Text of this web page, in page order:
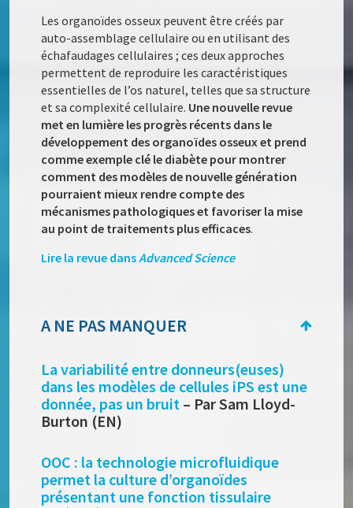
Les organoïdes osseux peuvent être créés par
auto-assemblage cellulaire ou en utilisant des
échafaudages cellulaires ; ces deux approches
permettent de reproduire les caractéristiques
essentielles de l’os naturel, telles que sa structure
et sa complexité cellulaire. Une nouvelle revue
met en lumière les progrès récents dans le
développement des organoïdes osseux et prend
comme exemple clé le diabète pour montrer
comment des modèles de nouvelle génération
pourraient mieux rendre compte des
mécanismes pathologiques et favoriser la mise
au point de traitements plus efficaces.
Lire la revue dansAdvanced Science
A NE PAS MANQUER
La variabilité entre donneurs(euses)
dans les modèles de cellules iPS est une
donnée, pas un bruit – Par Sam Lloyd-
Burton (EN)
OOC : la technologie microfluidique
permet la culture d’organoïdes
présentant une fonction tissulaire